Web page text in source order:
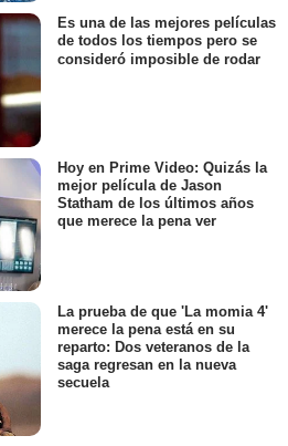
Es una de las mejores películas
de todos los tiempos pero se
consideró imposible de rodar
Hoy en Prime Video: Quizás la
mejor película de Jason
Statham de los últimos años
que merece la pena ver
La prueba de que 'La momia 4'
merece la pena está en su
reparto: Dos veteranos de la
saga regresan en la nueva
secuela